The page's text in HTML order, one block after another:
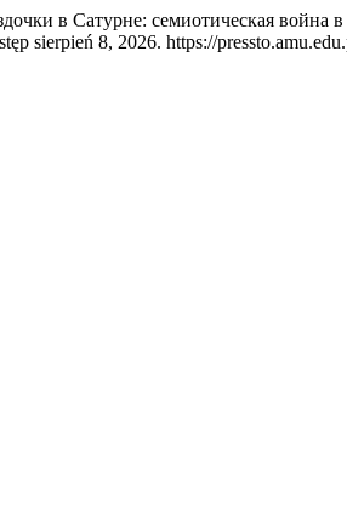
в Сатурне: семиотическая война
sierpień 8, 2026. https://